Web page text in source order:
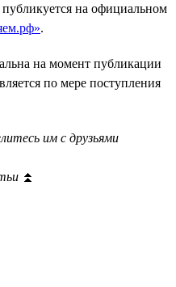
на официальном
.
на момент публикации
по мере поступления
им с друзьями
⏫